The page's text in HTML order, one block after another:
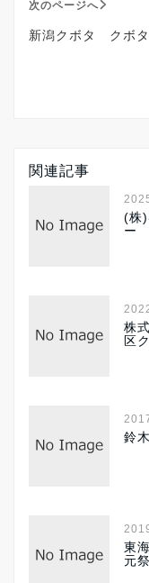
次のページへ
新潟クボタ クボ
関連記事
(株
ー
株
区
鈴
東
元